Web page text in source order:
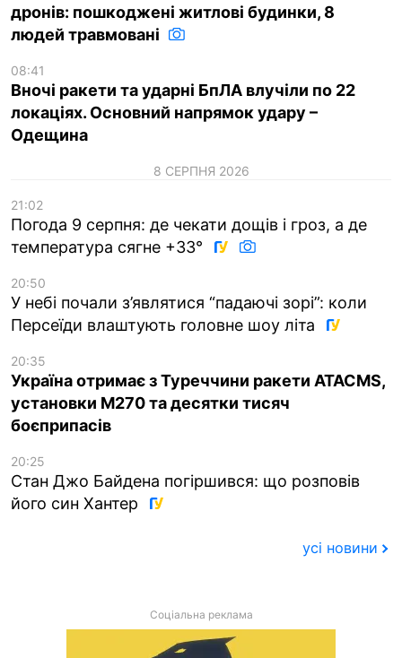
дронів: пошкоджені житлові будинки, 8
людей травмовані
08:41
Вночі ракети та ударні БпЛА влучіли по 22
локаціях. Основний напрямок удару –
Одещина
8 СЕРПНЯ 2026
21:02
Погода 9 серпня: де чекати дощів і гроз, а де
температура сягне +33°
20:50
У небі почали з’являтися “падаючі зорі”: коли
Персеїди влаштують головне шоу літа
20:35
Україна отримає з Туреччини ракети ATACMS,
установки M270 та десятки тисяч
боєприпасів
20:25
Стан Джо Байдена погіршився: що розповів
його син Хантер
усі новини
Соціальна реклама